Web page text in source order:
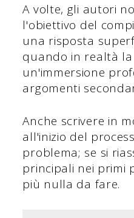
A volte, gli autori
l'obiettivo del
una risposta
quando in realtà
un'immersione
argomenti
Anche scrivere in
all'inizio del
problema; se si
principali nei primi
più nulla da fare.